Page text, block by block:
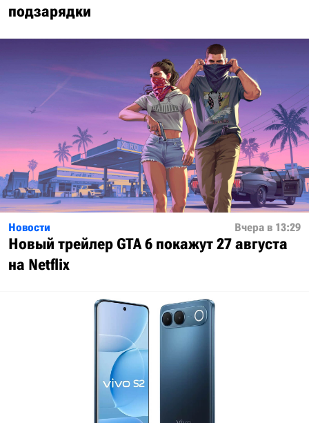
подзарядки
Новости Вчера в 13:29
Новый трейлер GTA 6 покажут 27 августа
на Netflix